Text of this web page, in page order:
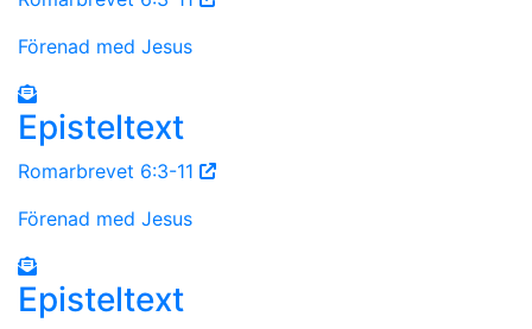
Förenad med Jesus
Episteltext
Romarbrevet 6:3-11
Förenad med Jesus
Episteltext